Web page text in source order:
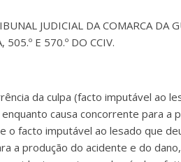
JUDICIAL DA COMARCA DA
505.º E 570.º DO CCIV.
da culpa (facto imputável
causa concorrente para
facto imputável ao lesado que
a produção do acidente e do